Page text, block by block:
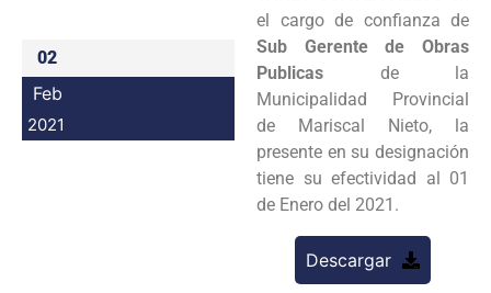
Programas
Intranet
02
Feb
2021
el cargo de confianza de
Sub Gerente de Obras
Publicas de la
Municipalidad Provincial
de Mariscal Nieto, la
presente en su designación
tiene su efectividad al 01
de Enero del 2021.
Descargar